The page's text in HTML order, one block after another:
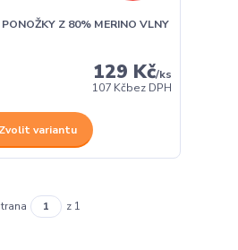
Z 80% MERINO VLNY
129 Kč/ks
107 Kčbez DPH
Zvolit variantu
z 1